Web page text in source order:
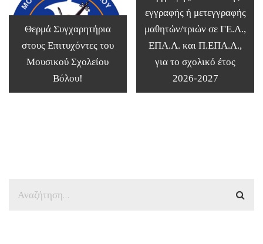
Θερμά Συγχαρητήρια
στους Επιτυχόντες του
Μουσικού Σχολείου
Βόλου!
εγγραφής ή μετεγγραφής
μαθητών/τριών σε ΓΕ.Λ.,
ΕΠΑ.Λ. και Π.ΕΠΑ.Λ.,
για το σχολικό έτος
2026-2027